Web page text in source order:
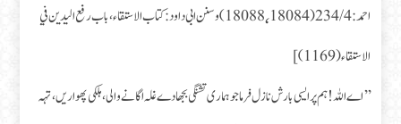
احمد: 234/4 (18088٬18084) و سنن ابی داود: کتاب الاستقاء، باب رفع اليدين في
الاستقاء (1169)]
’’اے اللہ! ہم پر ایسی بارش نازل فرما جو ہماری تشنگی بجھا دے غلہ اگانے والی، ہلکی پھواریں، تہہ